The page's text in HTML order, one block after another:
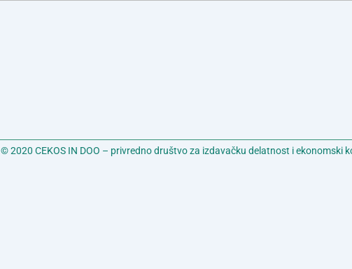
© 2020 CEKOS IN DOO – privredno društvo za izdavačku delatnost i ekonomski